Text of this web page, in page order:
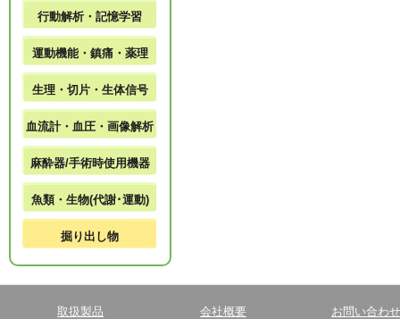
行動解析・記憶学習
運動機能・鎮痛・薬理
生理・切片・生体信号
血流計・血圧・画像解析
麻酔器/手術時使用機器
魚類・生物(代謝･運動)
掘り出し物
取扱製品 会社概要 お問い合わせ